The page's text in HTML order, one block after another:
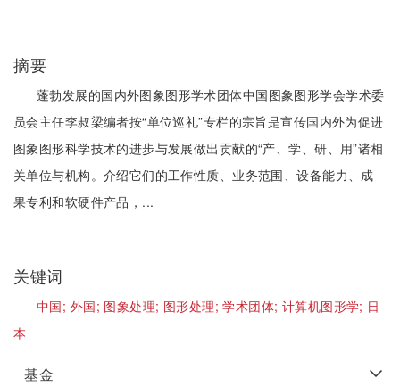
摘要
蓬勃发展的国内外图象图形学术团体中国图象图形学会学术委
员会主任李叔梁编者按“单位巡礼”专栏的宗旨是宣传国内外为促进
图象图形科学技术的进步与发展做出贡献的“产、学、研、用”诸相
关单位与机构。介绍它们的工作性质、业务范围、设备能力、成
果专利和软硬件产品，...
关键词
中国; 外国; 图象处理; 图形处理;学术团体; 计算机图形学; 日
本
基金